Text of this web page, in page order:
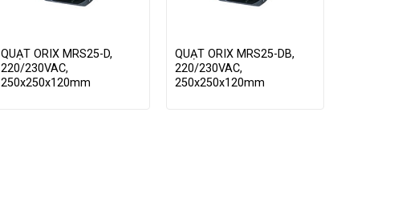
QUẠT ORIX MRS25-D,
220/230VAC,
250x250x120mm
QUẠT ORIX MRS25-DB,
220/230VAC,
250x250x120mm